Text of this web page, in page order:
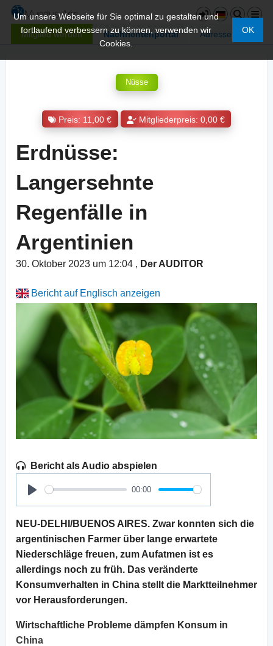
Mitglied werden Nachrichtenportal Adressen
Um unsere Webseite für Sie optimal zu gestalten und
fortlaufend verbessern zu können, verwenden wir
Cookies.
OK
Nüsse
Preis: 11,00 € Mitgliederpreis: 0,00 €
Erdnüsse:
Langersehnte
Regenfälle in
Argentinien
30. Oktober 2023 um 12:04 , Der AUDITOR
Bericht auf Englisch anzeigen
Bericht als Audio abspielen
Play
00:00
NEU-DELHI/BUENOS AIRES. Zwar konnten sich die
argentinischen Farmer über lange erwartete
Niederschläge freuen, zum Aufatmen ist es
allerdings noch zu früh. Das veränderte
Konsumverhalten in China stellt die Marktteilnehmer
vor Herausforderungen.
Wirtschaftliche Probleme dämpfen Konsum in
China